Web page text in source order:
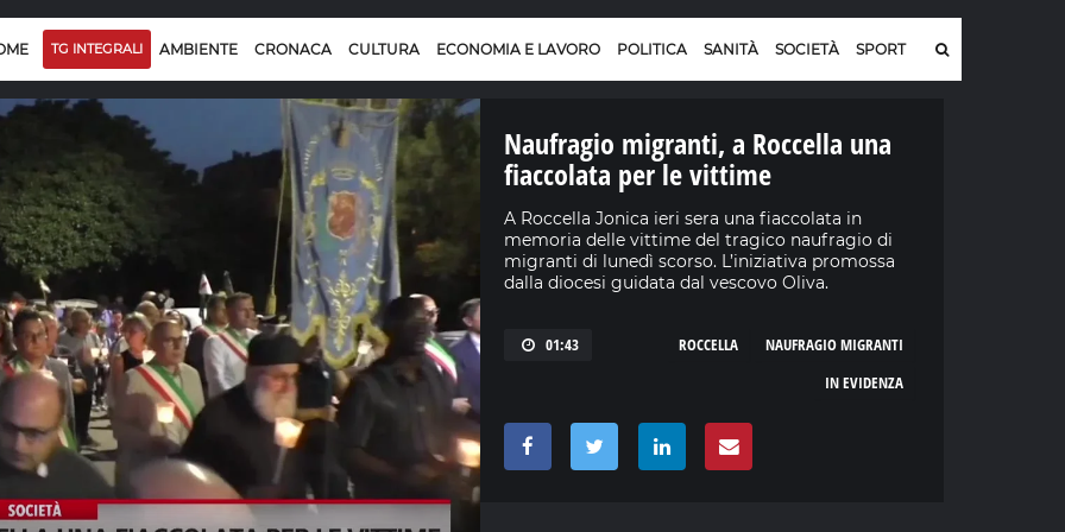
TG INTEGRALI AMBIENTE CRONACA CULTURA ECONOMIA E LAVORO POLITICA SANITÀ SOCIETÀ SPORT
Naufragio migranti, a Roccella una
fiaccolata per le vittime
A Roccella Jonica ieri sera una fiaccolata in
memoria delle vittime del tragico naufragio di
migranti di lunedì scorso. L’iniziativa promossa
dalla diocesi guidata dal vescovo Oliva.
01:43 NAUFRAGIO MIGRANTI
ROCCELLA
IN EVIDENZA